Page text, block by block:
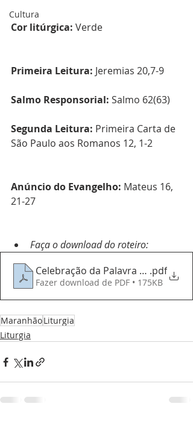
Cultura
Cor litúrgica: Verde
Primeira Leitura: Jeremias 20,7-9
Salmo Responsorial: Salmo 62(63)
Segunda Leitura: Primeira Carta de
São Paulo aos Romanos 12, 1-2
Anúncio do Evangelho: Mateus 16,
21-27
Faça o download do roteiro:
Celebração da Palavra - .pdf
Fazer download de PDF • 175KB
MaranhãoLiturgia
Liturgia